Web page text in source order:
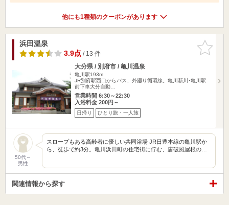
他にも1種類のクーポンがあります
お気に入
りに追加
浜田温泉
3.9点/ 13 件
大分県 / 別府市 / 亀川温泉
亀川駅193m
JR別府駅西口からバス、外廻り循環線。亀川新川･亀川駅
前下車大分自動…
営業時間 6:30～22:30
入浴料金 200円～
日帰り ひとり旅・一人旅
50代～
男性
スロープもある高齢者に優しい共同浴場 JR日豊本線の亀川駅か
ら、徒歩で約3分。亀川浜田町の住宅街に佇む、唐破風屋根の…
関連情報から探す